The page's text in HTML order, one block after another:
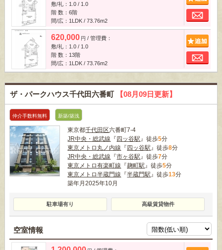
敷/礼：1.0 / 1.0
階 数：6階
間/広：1LDK / 73.76m2
620,000 円 / 管理費：
敷/礼：1.0 / 1.0
階 数：13階
間/広：1LDK / 73.76m2
ザ・パークハウス千代田六番町 【08月09日更新】
仲介手数料無料 新築/築浅
東京都千代田区六番町7-4
JR中央・総武線 『 四ッ谷駅』徒歩5分
東京メトロ丸ノ内線 『 四ッ谷駅』徒歩8分
JR中央・総武線 『市ヶ谷駅』徒歩7分
東京メトロ有楽町線 『麹町駅』徒歩5分
東京メトロ半蔵門線 『半蔵門駅』徒歩13分
築年月2025年10月
駐車場有り 高級賃貸物件
空室情報